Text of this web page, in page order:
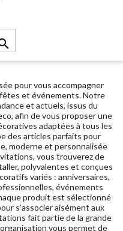
pour vous accompagner
et événements. Notre
et actuels, issus du
afin de vous proposer une
adaptées à tous les
des articles parfaits pour
moderne et personnalisée
vous trouverez de
polyvalentes et conçues
variés : anniversaires,
événements
produit est sélectionné
s’associer aisément aux
fait partie de la grande
vous permet de